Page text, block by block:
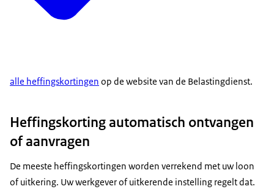
alle heffingskortingen op de website van de Belastingdienst.
Heffingskorting automatisch ontvangen
of aanvragen
De meeste heffingskortingen worden verrekend met uw loon
of uitkering. Uw werkgever of uitkerende instelling regelt dat.